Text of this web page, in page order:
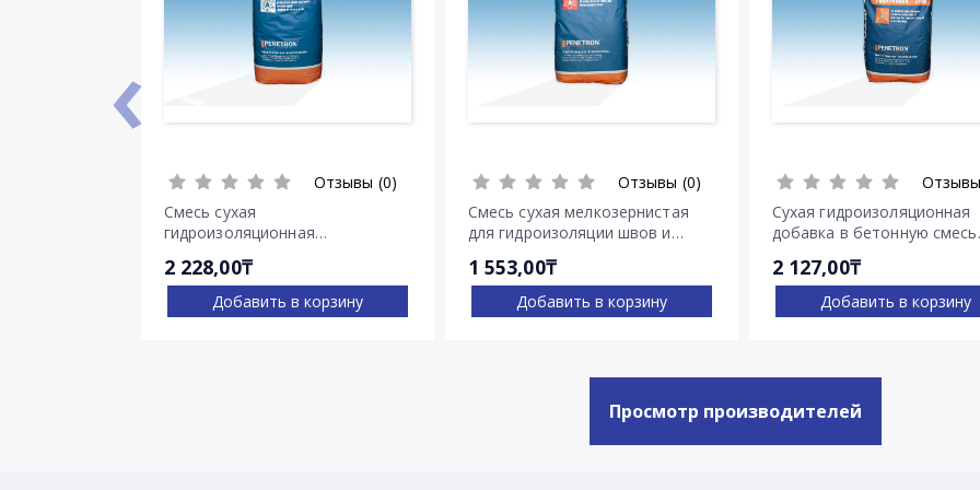
Отзывы (0)
Смесь сухая
гидроизоляционная
Пенетрон
2 228,00₸
Добавить в корзину
Отзывы (0)
Смесь сухая мелкозернистая
для гидроизоляции швов и
1 553,00₸
Добавить в корзину
Сухая гидроизоляционная
добавка в бетонную смесь
2 127,00₸
Добавить в корзину
‹
Просмотр производителей